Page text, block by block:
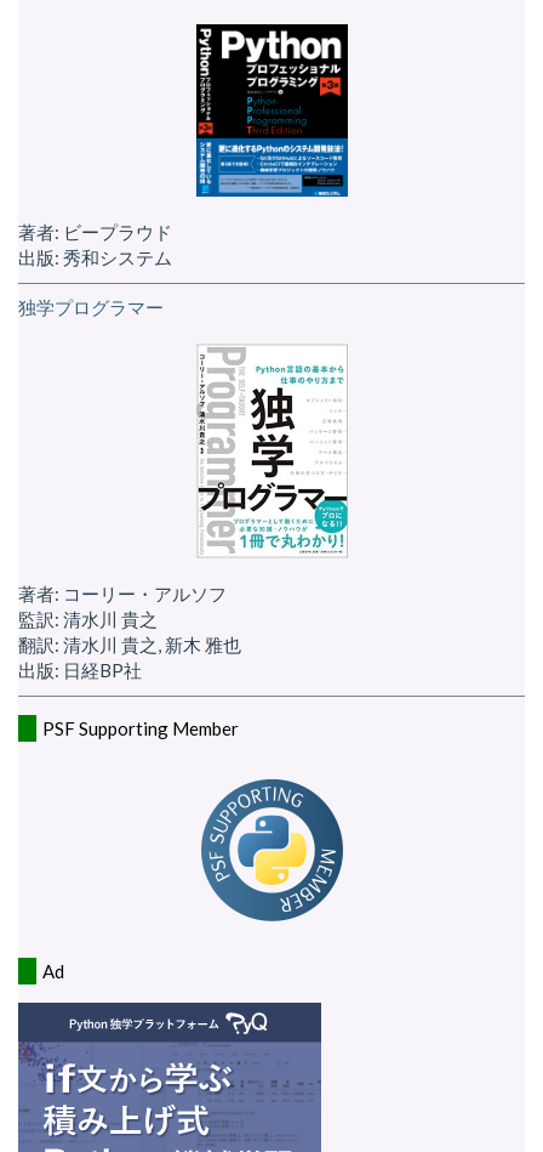
著者: ビープラウド
出版: 秀和システム
独学プログラマー
著者: コーリー・アルソフ
監訳: 清水川 貴之
翻訳: 清水川 貴之, 新木 雅也
出版: 日経BP社
PSF Supporting Member
Ad